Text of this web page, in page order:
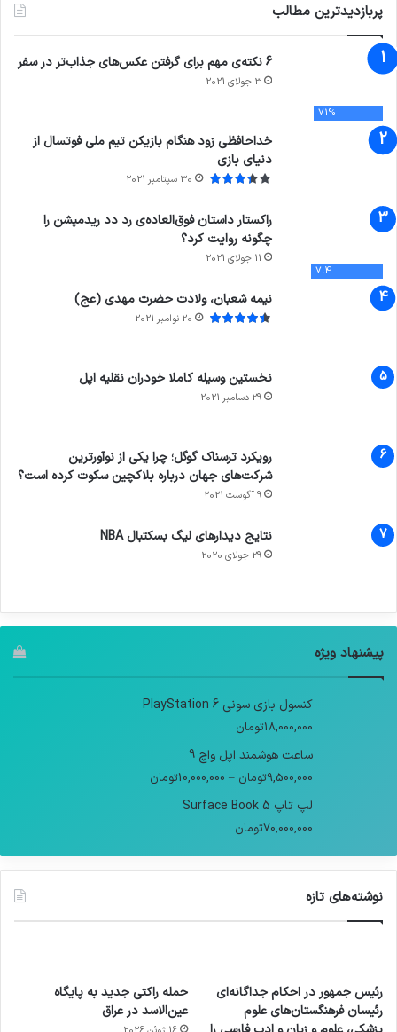
پربازدیدترین مطالب
71%
6 نکته‌ی مهم برای گرفتن عکس‌های جذاب‌تر در سفر
3 جولای 2021
خداحافظی زود هنگام بازیکن تیم ملی فوتسال از
دنیای بازی
30 سپتامبر 2021
7.4
راکستار داستان فوق‌العاده‌ی رد دد ریدمپشن را
چگونه روایت کرد؟
11 جولای 2021
نیمه شعبان، ولادت حضرت مهدی (عج)
20 نوامبر 2021
نخستین وسیله کاملا خودران نقلیه اپل
29 دسامبر 2021
رویکرد ترسناک گوگل؛ چرا یکی از نوآورترین
شرکت‌های جهان درباره بلاکچین سکوت کرده است؟
9 آگوست 2021
نتایج دیدار‌های لیگ بسکتبال NBA
29 جولای 2020
پیشنهاد ویژه
کنسول بازی سونی PlayStation 6
18,000,000تومان
ساعت هوشمند اپل واچ 9
9,500,000تومان –
10,000,000تومان
لپ تاپ Surface Book 5
70,000,000تومان
نوشته‌های تازه
رئیس جمهور در احکام جداگانه‌ای
رئیسان فرهنگستان‌های علوم
حمله راکتی جدید به پایگاه
عین‌الاسد در عراق